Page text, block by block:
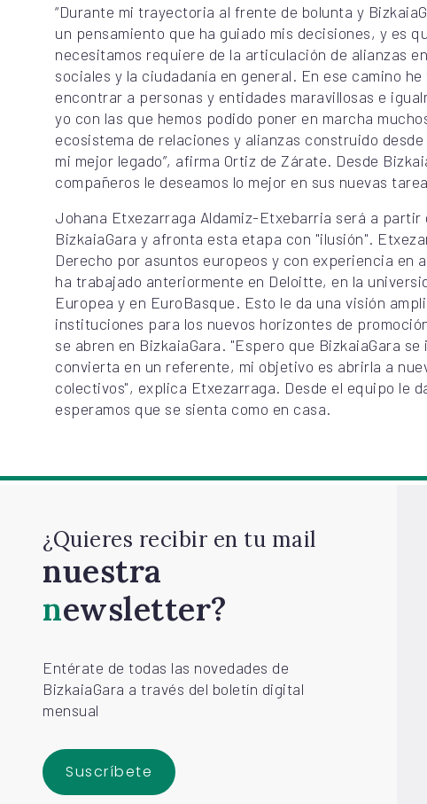
“Durante mi trayectoria al frente de bolunta y
un pensamiento que ha guiado mis decisiones, y es
necesitamos requiere de la articulación de alianzas
sociales y la ciudadanía en general. En ese camino
encontrar a personas y entidades maravillosas e
yo con las que hemos podido poner en marcha
ecosistema de relaciones y alianzas construido
mi mejor legado”, afirma Ortiz de Zárate. Desde
compañeros le deseamos lo mejor en sus nuevas
Johana Etxezarraga Aldamiz-Etxebarria será a partir
BizkaiaGara y afronta esta etapa con "ilusión".
Derecho por asuntos europeos y con experiencia en
ha trabajado anteriormente en Deloitte, en la
Europea y en EuroBasque. Esto le da una visión
instituciones para los nuevos horizontes de
se abren en BizkaiaGara. "Espero que BizkaiaGara
convierta en un referente, mi objetivo es abrirla a
colectivos", explica Etxezarraga. Desde el equipo le
esperamos que se sienta como en casa.
¿Quieres recibir en tu mail
nuestra
newsletter?
Entérate de todas las novedades de
BizkaiaGara a través del boletín digital
mensual
Suscríbete